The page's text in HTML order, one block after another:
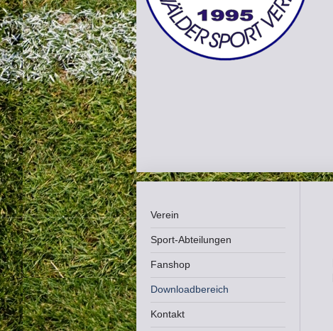
Verein
Sport-Abteilungen
Fanshop
Downloadbereich
Kontakt